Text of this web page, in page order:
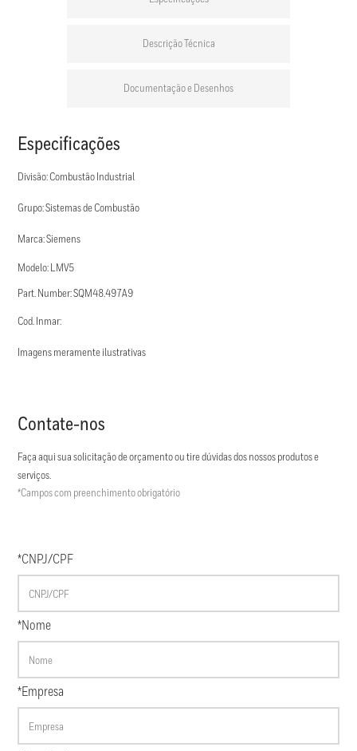
Descrição Técnica
Documentação e Desenhos
Especificações
Divisão: Combustão Industrial
Grupo: Sistemas de Combustão
Marca: Siemens
Modelo: LMV5
Part. Number: SQM48.497A9
Cod. Inmar:
Imagens meramente ilustrativas
Contate-nos
Faça aqui sua solicitação de orçamento ou tire dúvidas dos nossos produtos e
serviços.
*Campos com preenchimento obrigatório
*CNPJ/CPF
*Nome
*Empresa